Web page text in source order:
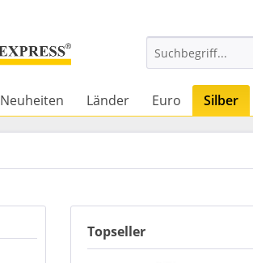
Neuheiten Länder Euro Silber
Topseller